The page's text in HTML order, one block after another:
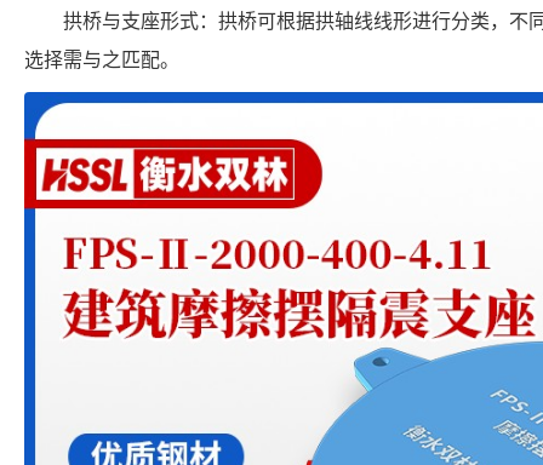
拱桥与支座形式：拱桥可根据拱轴线线形进行分类，不
选择需与之匹配。